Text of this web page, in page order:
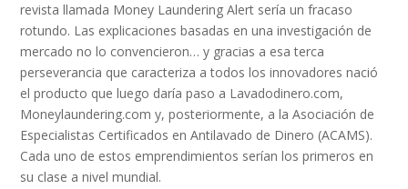
revista llamada Money Laundering Alert sería un fracaso
rotundo. Las explicaciones basadas en una investigación de
mercado no lo convencieron… y gracias a esa terca
perseverancia que caracteriza a todos los innovadores nació
el producto que luego daría paso a Lavadodinero.com,
Moneylaundering.com y, posteriormente, a la Asociación de
Especialistas Certificados en Antilavado de Dinero (ACAMS).
Cada uno de estos emprendimientos serían los primeros en
su clase a nivel mundial.